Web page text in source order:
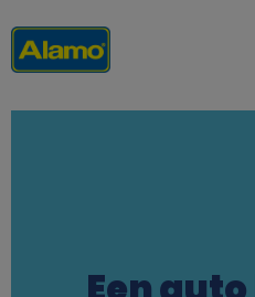
zum
Inhalt